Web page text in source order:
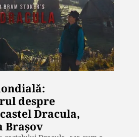
despre
Dracula,
Brașov